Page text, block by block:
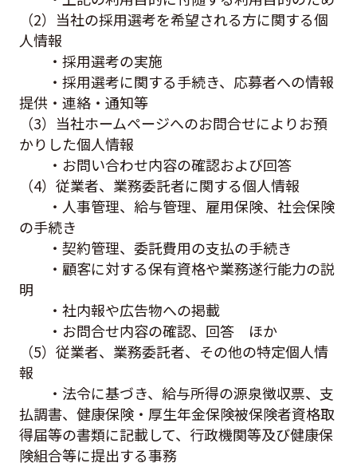
（2）当社の採用選考を希望される方に関する個
人情報
・採用選考の実施
・採用選考に関する手続き、応募者への情報
提供・連絡・通知等
（3）当社ホームページへのお問合せによりお預
かりした個人情報
・お問い合わせ内容の確認および回答
（4）従業者、業務委託者に関する個人情報
・人事管理、給与管理、雇用保険、社会保険
の手続き
・契約管理、委託費用の支払の手続き
・顧客に対する保有資格や業務遂行能力の説
明
・社内報や広告物への掲載
・お問合せ内容の確認、回答 ほか
（5）従業者、業務委託者、その他の特定個人情
報
・法令に基づき、給与所得の源泉徴収票、支
払調書、健康保険・厚生年金保険被保険者資格取
得届等の書類に記載して、行政機関等及び健康保
険組合等に提出する事務